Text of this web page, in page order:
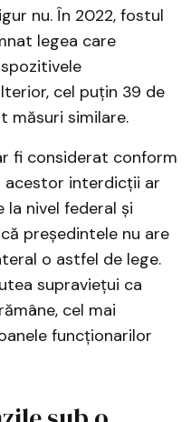
nu. În 2022, fostul
legea care
cel puțin 39 de
măsuri similare.
fi considerat conform
acestor interdicții ar
nivel federal și
președintele nu are
o astfel de lege.
supraviețui ca
cel mai
funcționarilor